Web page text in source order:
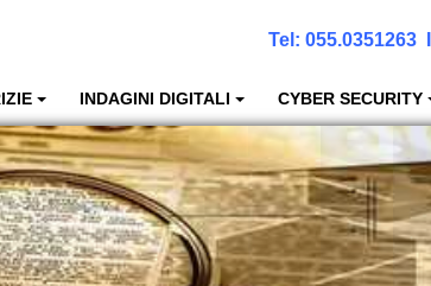
Tel: 055.0351263
INDAGINI DIGITALI CYBER SECURITY